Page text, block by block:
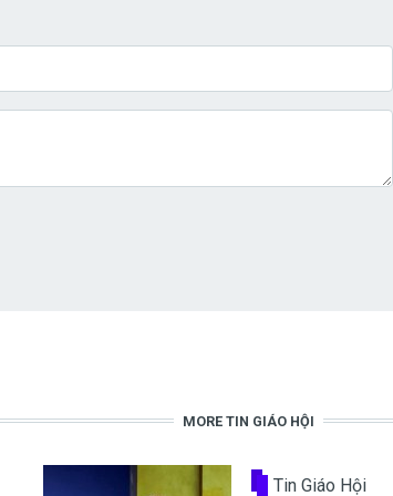
MORE TIN GIÁO HỘI
Tin Giáo Hội